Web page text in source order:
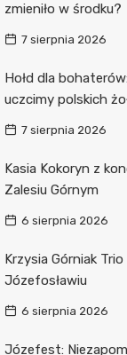
zmieniło w środku?
7 sierpnia 2026
Hołd dla
uczcimy polskich
7 sierpnia 2026
Kasia Kokoryn z
Zalesiu Górnym
6 sierpnia 2026
Krzysia Górniak
Józefosławiu
6 sierpnia 2026
Józefest: